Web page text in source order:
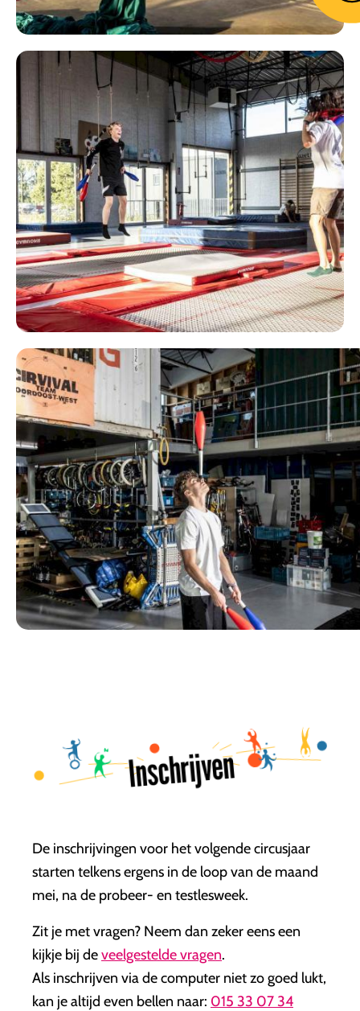
Inschrijven
De inschrijvingen voor het volgende circusjaar
starten telkens ergens in de loop van de maand
mei, na de probeer- en testlesweek.
Zit je met vragen? Neem dan zeker eens een
kijkje bij deveelgestelde vragen.
Als inschrijven via de computer niet zo goed lukt,
kan je altijd even bellen naar: 015 33 07 34